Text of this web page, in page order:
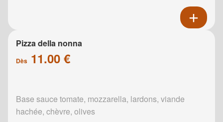
Pizza della nonna
Dès 11.00 €
Base sauce tomate, mozzarella, lardons, viande
hachée, chèvre, olives